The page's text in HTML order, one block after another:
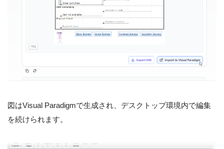
図はVisual Paradigmで生成され、デスクトップ環境内で編集
を続けられます。